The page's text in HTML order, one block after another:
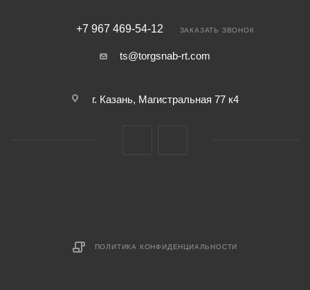
+7 967 469-54-12 ЗАКАЗАТЬ ЗВОНОК
ts@torgsnab-rt.com
г. Казань, Магистральная 77 к4
ПОЛИТИКА КОНФИДЕНЦИАЛЬНОСТИ